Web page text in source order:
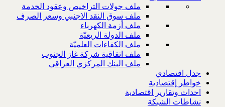
ملف جولات التراخيص وعقود الخدمة
ملف سوق النقد الاجنبي وسعر الصرف
ملف أزمة الكهرباء
ملف الدولة الريعيّة
ملف الكفاءات العلميّة
ملف اتفاقية شركة غاز الجنوب
ملف البنك المركزي العراقي
جدل اقتصادي
خواطر إقتصادية
احداث وتقارير اقتصادية
نشاطات الشبكة